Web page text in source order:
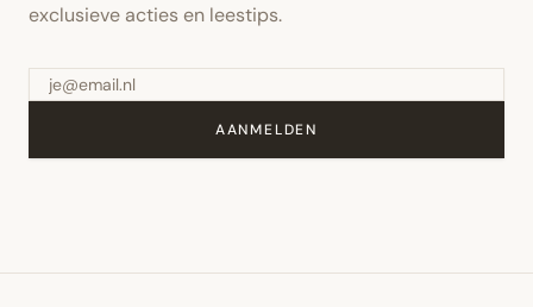
exclusieve acties en leestips.
AANMELDEN